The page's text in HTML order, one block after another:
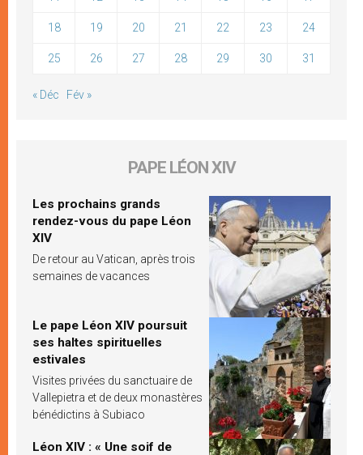
18 19 20 21 22 23 24
25 26 27 28 29 30 31
« Déc Fév »
PAPE LÉON XIV
Les prochains grands
rendez-vous du pape Léon
XIV
De retour au Vatican, après trois
semaines de vacances
Le pape Léon XIV poursuit
ses haltes spirituelles
estivales
Visites privées du sanctuaire de
Vallepietra et de deux monastères
bénédictins à Subiaco
Léon XIV : « Une soif de